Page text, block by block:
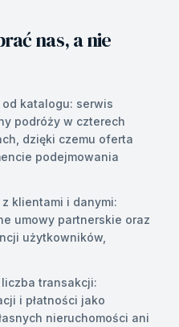
nas, a nie
katalogu: serwis
podróży w czterech
dzięki czemu oferta
podejmowania
klientami i danymi:
umowy partnerskie oraz
użytkowników,
transakcji:
i płatności jako
nieruchomości ani